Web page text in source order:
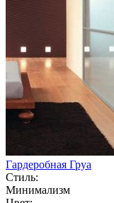
Гардеробная Груа
Стиль:
Минимализм